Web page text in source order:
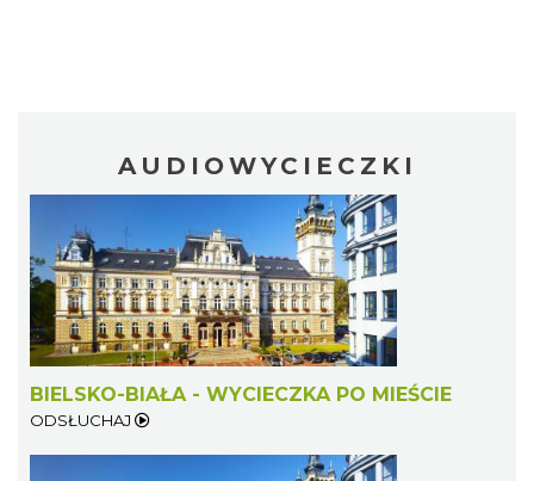
AUDIOWYCIECZKI
BIELSKO-BIAŁA - WYCIECZKA PO MIEŚCIE
ODSŁUCHAJ